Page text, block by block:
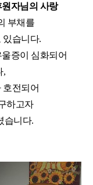
자님의 사랑
부채를
있습니다.
증이 심화되어
,
호전되어
하고자
습니다.